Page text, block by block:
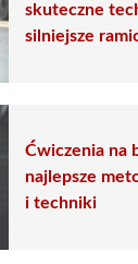
skuteczne
silniejsze
Ćwiczenia na
najlepsze
i techniki